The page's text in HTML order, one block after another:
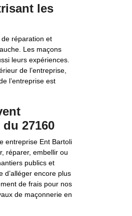
les
réparation et
Les maçons
leurs expériences.
de l’entreprise,
l’entreprise est
27160
entreprise Ent Bartoli
réparer, embellir ou
publics et
d’alléger encore plus
de frais pour nos
de maçonnerie en